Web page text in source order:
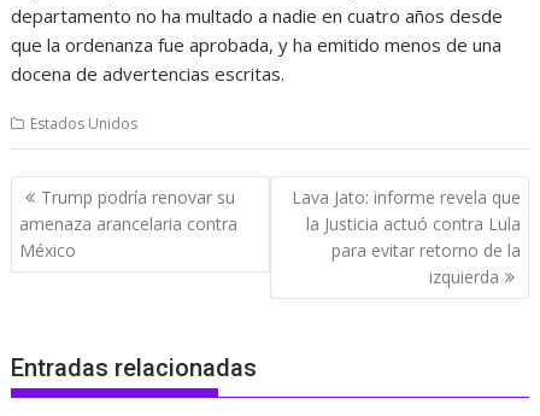
departamento no ha multado a nadie en cuatro años desde
que la ordenanza fue aprobada, y ha emitido menos de una
docena de advertencias escritas.
Estados Unidos
Navegación
de
entradas
Trump podría renovar su
amenaza arancelaria contra
México
Lava Jato: informe revela que
la Justicia actuó contra Lula
para evitar retorno de la
izquierda
Entradas relacionadas